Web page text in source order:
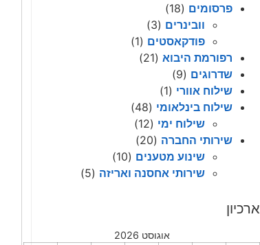
פרסומים (18)
וובינרים (3)
פודקאסטים (1)
רפורמת היבוא (21)
שדרוגים (9)
שילוח אוורי (1)
שילוח בינלאומי (48)
שילוח ימי (12)
שירותי החברה (20)
שינוע מטענים (10)
שירותי אחסנה ואריזה (5)
ארכיון
אוגוסט 2026